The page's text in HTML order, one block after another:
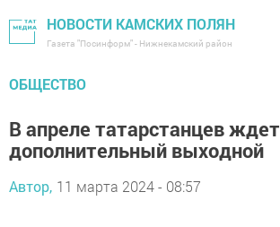
НОВОСТИ КАМСКИХ ПОЛЯН
Газета "Посинформ" - Нижнекамский район
ОБЩЕСТВО
В апреле татарстанцев ждет
дополнительный выходной
Автор, 11 марта 2024 - 08:57